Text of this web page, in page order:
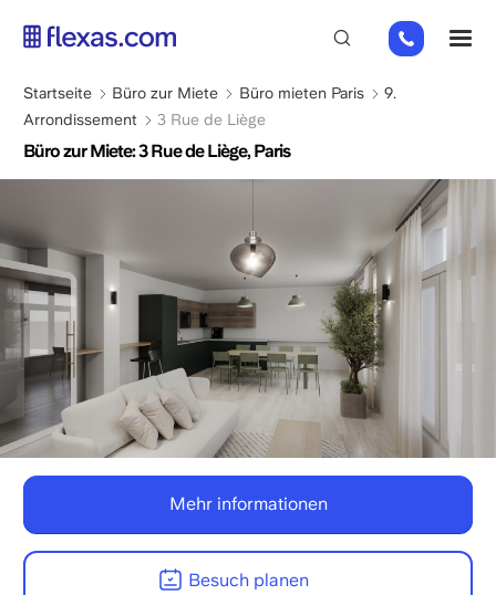
zum
01
82
88
Pfadnavigation
Startseite Büro zur Miete Büro mieten Paris
9.
Arrondissement
3 Rue de Liège
Büro zur Miete: 3 Rue de Liège, Paris
Mehr informationen
Besuch planen